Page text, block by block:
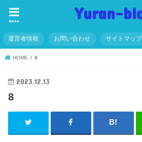
Yuran-
menu
運営者情報 お問い合わせ サイトマップ
HOME 8
2023.12.13
8